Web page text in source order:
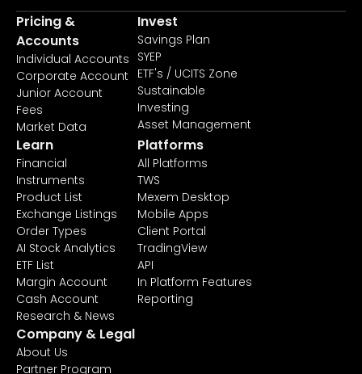
Pricing &
Accounts
Individual Accounts
Corporate Account
Junior Account
Fees
Market Data
Invest
Savings Plan
SYEP
ETF's / UCITS Zone
Sustainable
Investing
Asset Management
Learn
Financial
Instruments
Product List
Exchange Listings
Order Types
AI Stock Analytics
ETF List
Margin Account
Cash Account
Research & News
Platforms
All Platforms
TWS
Mexem Desktop
Mobile Apps
Client Portal
TradingView
API
In Platform Features
Reporting
Company & Legal
About Us
Partner Program